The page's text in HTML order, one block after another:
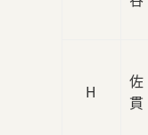
H
佐
貫